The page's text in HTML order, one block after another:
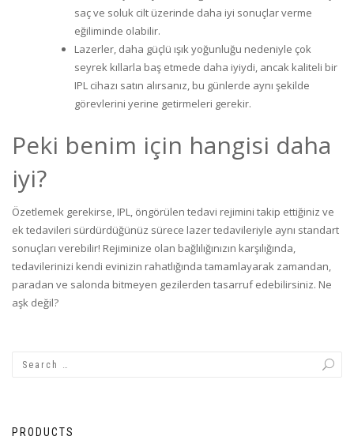
saç ve soluk cilt üzerinde daha iyi sonuçlar verme
eğiliminde olabilir.
Lazerler, daha güçlü ışık yoğunluğu nedeniyle çok
seyrek kıllarla baş etmede daha iyiydi, ancak kaliteli bir
IPL cihazı satın alırsanız, bu günlerde aynı şekilde
görevlerini yerine getirmeleri gerekir.
Peki benim için hangisi daha
iyi?
Özetlemek gerekirse, IPL, öngörülen tedavi rejimini takip ettiğiniz ve
ek tedavileri sürdürdüğünüz sürece lazer tedavileriyle aynı standart
sonuçları verebilir! Rejiminize olan bağlılığınızın karşılığında,
tedavilerinizi kendi evinizin rahatlığında tamamlayarak zamandan,
paradan ve salonda bitmeyen gezilerden tasarruf edebilirsiniz. Ne
aşk değil?
PRODUCTS